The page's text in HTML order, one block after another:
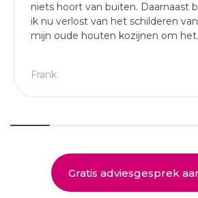
niets hoort van buiten. Daarnaast
ik nu verlost van het schilderen van
mijn oude houten kozijnen om het
deuren hebben geplaatst.
Frank
Gratis adviesgesprek